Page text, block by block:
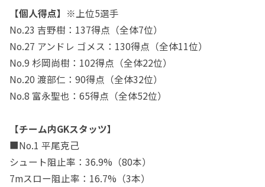
【個人得点】 ※上位5選手
No.23 吉野樹：137得点（全体7位）
No.27 アンドレ ゴメス：130得点（全体11位）
No.9 杉岡尚樹：102得点（全体22位）
No.20 渡部仁：90得点（全体32位）
No.8 富永聖也：65得点（全体52位）
【チーム内GKスタッツ】
■No.1 平尾克己
シュート阻止率：36.9%（80本）
7mスロー阻止率：16.7%（3本）